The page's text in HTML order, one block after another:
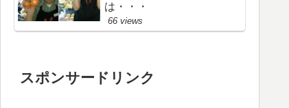
は・・・
66 views
スポンサードリンク